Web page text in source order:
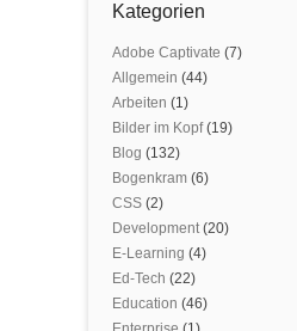
Kategorien
Adobe Captivate (7)
Allgemein (44)
Arbeiten (1)
Bilder im Kopf(19)
Blog (132)
Bogenkram (6)
CSS (2)
Development(20)
E-Learning (4)
Ed-Tech (22)
Education (46)